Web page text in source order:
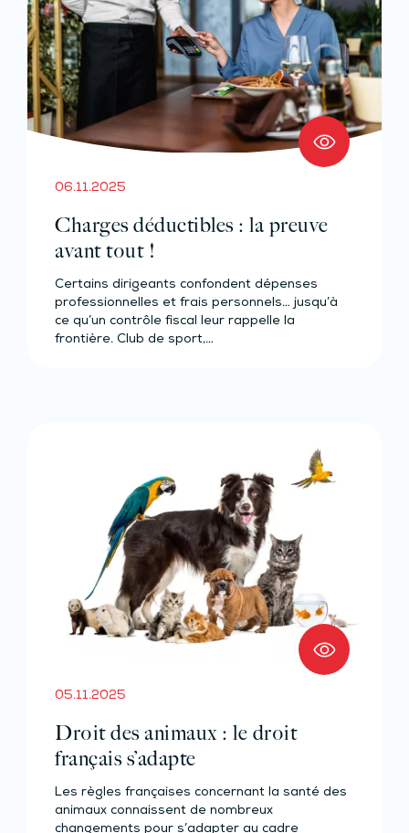
06.11.2025
Charges déductibles : la preuve
avant tout !
Certains dirigeants confondent dépenses
professionnelles et frais personnels… jusqu’à
ce qu’un contrôle fiscal leur rappelle la
frontière. Club de sport,…
05.11.2025
Droit des animaux : le droit
français s’adapte
Les règles françaises concernant la santé des
animaux connaissent de nombreux
changements pour s’adapter au cadre